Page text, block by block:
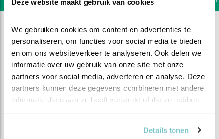
Deze website maakt gebruik van cookies
We gebruiken cookies om content en advertenties te
personaliseren, om functies voor social media te bieden
en om ons websiteverkeer te analyseren. Ook delen we
informatie over uw gebruik van onze site met onze
partners voor social media, adverteren en analyse. Deze
partners kunnen deze gegevens combineren met andere
informatie die u aan ze heeft verstrekt of die ze hebben
Details tonen